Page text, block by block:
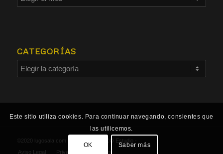
CATEGORÍAS
©2020 lugosala.com - Powered by HCO Estudio -
Aviso Legal
Privacidad Cookies
Este sitio utiliza cookies. Para continuar navegando, consientes que
las utilicemos.
OK Saber más